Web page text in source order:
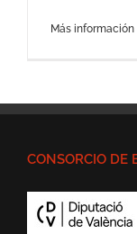
Más información
CONSORCIO DE